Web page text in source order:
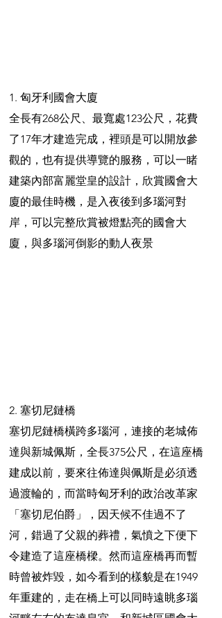
1. 匈牙利國會大廈
全長有268公尺、最寬處123公尺，花費
了17年才建造完成，裡頭是可以開放參
觀的，也有提供導覽的服務，可以一睹
建築內部富麗堂皇的設計，欣賞國會大
廈的最佳時機，是入夜後到多瑙河對
岸，可以完整欣賞被燈點亮的國會大
廈，與多瑙河倒影的動人夜景
2. 塞切尼鏈橋
塞切尼鏈橋橫跨多瑙河，連接的老城佈
達與新城佩斯，全長375公尺，在這座橋
建成以前，要來往佈達與佩斯是必須透
過渡輪的，而當時匈牙利的政治改革家
「塞切尼伯爵」，因天候不佳過不了
河，錯過了父親的葬禮，氣憤之下便下
令建造了這座橋樑。然而這座橋再而暫
時曾被炸毀，如今看到的樣貌是在1949
年重建的，走在橋上可以同時遠眺多瑙